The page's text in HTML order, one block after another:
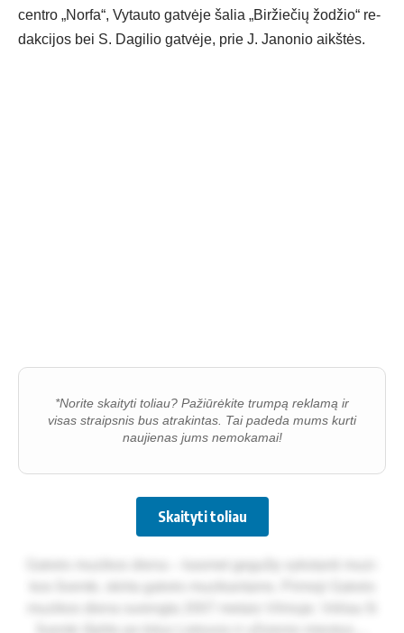
cent­ro „Nor­fa“, Vy­tau­to gat­vė­je ša­lia „Bir­žie­čių žo­džio“ re­
dak­ci­jos bei S. Da­gi­lio gat­vė­je, prie J. Ja­no­nio aikš­tės.
*Norite skaityti toliau? Pažiūrėkite trumpą reklamą ir
visas straipsnis bus atrakintas. Tai padeda mums kurti
naujienas jums nemokamai!
Skaityti toliau